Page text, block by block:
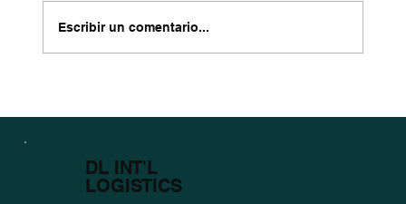
Semana de Accion de Gracias.
Escribir un comentario...
DL INT'L
LOGISTICS